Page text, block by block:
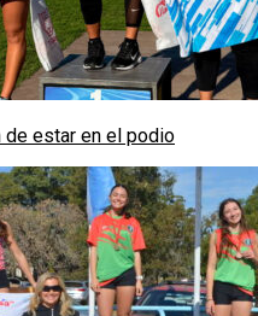
de estar en el podio